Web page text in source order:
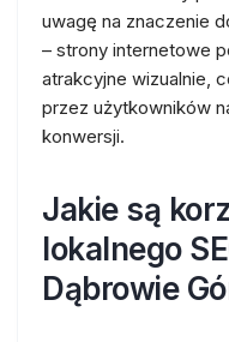
uwagę na znaczenie
– strony internetowe
atrakcyjne wizualnie,
przez użytkowników
konwersji.
Jakie są
lokalnego
Dąbrowie